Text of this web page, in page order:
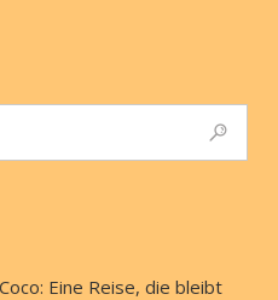
Eine Reise, die bleibt